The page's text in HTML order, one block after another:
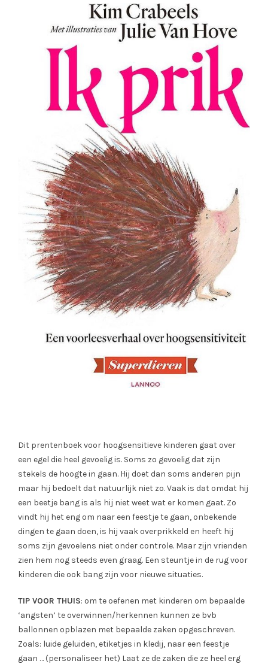
Dit prentenboek voor hoogsensitieve kinderen gaat over
een egel die heel gevoelig is. Soms zo gevoelig dat zijn
stekels de hoogte in gaan. Hij doet dan soms anderen pijn
maar hij bedoelt dat natuurlijk niet zo. Vaak is dat omdat hij
een beetje bang is als hij niet weet wat er komen gaat. Zo
vindt hij het eng om naar een feestje te gaan, onbekende
dingen te gaan doen, is hij vaak overprikkeld en heeft hij
soms zijn gevoelens niet onder controle. Maar zijn vrienden
zien hem nog steeds even graag. Een steuntje in de rug voor
kinderen die ook bang zijn voor nieuwe situaties.
TIP VOOR THUIS: om te oefenen met kinderen om bepaalde
‘angsten’ te overwinnen/herkennen kunnen ze bvb
ballonnen opblazen met bepaalde zaken opgeschreven.
Zoals: luide geluiden, etiketjes in kledij, naar een feestje
gaan … (personaliseer het) Laat ze de zaken die ze heel erg